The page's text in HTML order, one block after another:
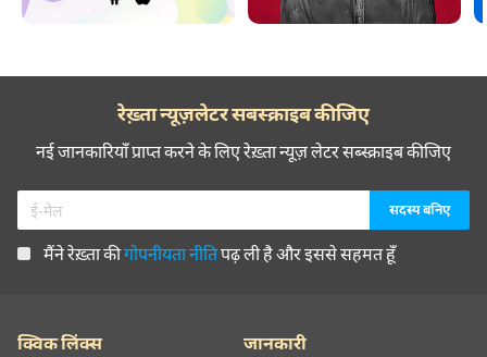
रेख़्ता न्यूज़लेटर सबस्क्राइब कीजिए
नई जानकारियाँ प्राप्त करने के लिए रेख़्ता न्यूज़ लेटर सब्स्क्राइब कीजिए
मैंने रेख़्ता कीगोपनीयता नीतिपढ़ ली है और इससे सहमत हूँ
क्विक लिंक्स जानकारी